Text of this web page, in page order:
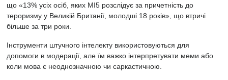
що «13% усіх осіб, яких MI5 розслідує за причетність до
тероризму у Великій Британії, молодші 18 років», що втричі
більше за три роки.
Інструменти штучного інтелекту використовуються для
допомоги в модерації, але їм важко інтерпретувати меми або
коли мова є неоднозначною чи саркастичною.